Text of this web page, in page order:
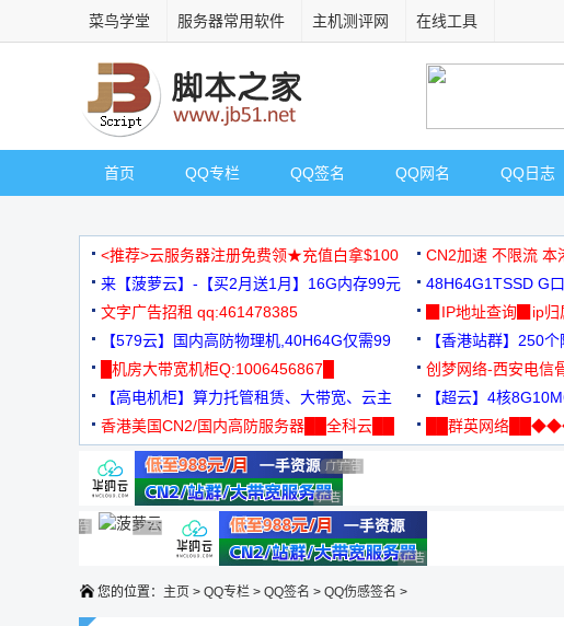
菜鸟学堂 服务器常用软件 主机测评网 在线工具
首页 QQ专栏 QQ签名 QQ网名 QQ日志
<推荐>云服务器注册免费领★充值白拿$100 CN2加速 不限流 本
来【菠萝云】-【买2月送1月】16G内存99元
48H64G1TSSD G
3000+可免费测试
文字广告招租 qq:461478385
▉IP地址查询▉ip
【579云】国内高防物理机,40H64G仅需99
元
【香港站群】250
█机房大带宽机柜Q:1006456867█
创梦网络-西安电信
88元/月
【高电机柜】算力托管租赁、大带宽、云主
机
【超云】4核
香港美国CN2/国内高防服务器██全科云██
██群英网络
广告 商业广告，理性选择
广告 商业广告，理性选择
广告 商业广告，理性选择
广告 商业广告，理性选择
广告 商业广告，理性选择
广告 商业广告，理性选择
广告 商业广告，理性选择
广告 商业广告，理性选择广告 商业广告，理性选择
广告 商业广告，理性选择
您的位置： 主页 > QQ专栏 > QQ签名 > QQ伤感签名 >